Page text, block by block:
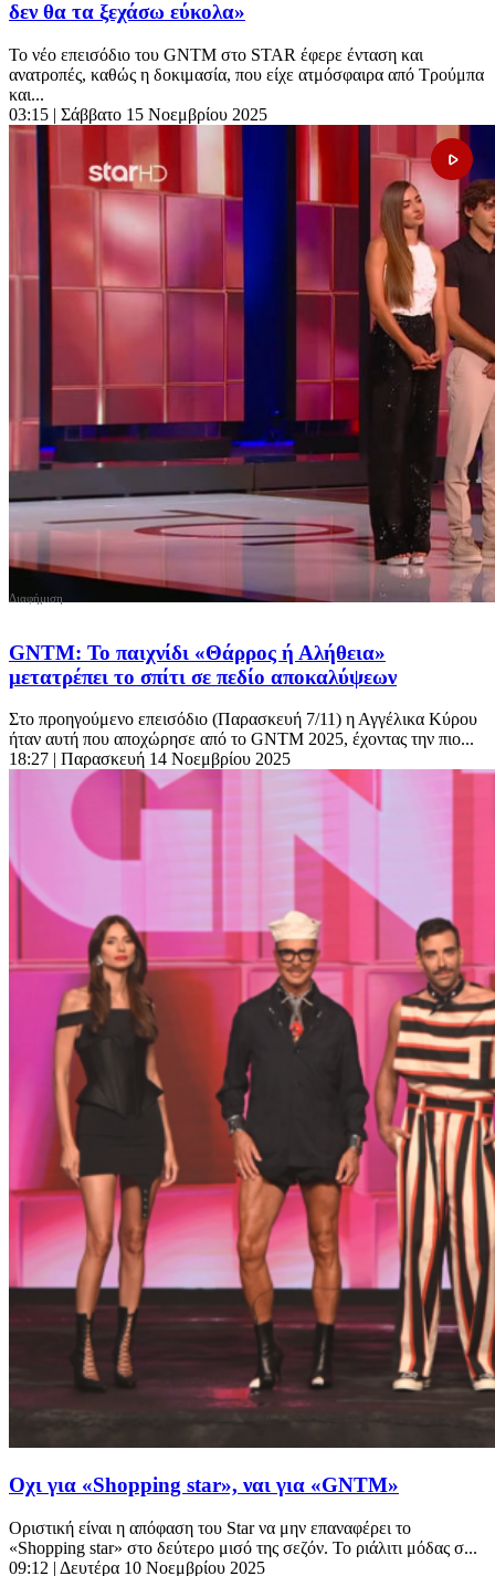
δεν θα τα ξεχάσω εύκολα»
Το νέο επεισόδιο του GNTM στο STAR έφερε ένταση και
ανατροπές, καθώς η δοκιμασία, που είχε ατμόσφαιρα από Τρούμπα
και...
03:15 | Σάββατο 15 Νοεμβρίου 2025
GNTM: Το παιχνίδι «Θάρρος ή Αλήθεια»
μετατρέπει το σπίτι σε πεδίο αποκαλύψεων
Στο προηγούμενο επεισόδιο (Παρασκευή 7/11) η Αγγέλικα Κύρου
ήταν αυτή που αποχώρησε από το GNTM 2025, έχοντας την πιο...
18:27 | Παρασκευή 14 Νοεμβρίου 2025
Οχι για «Shopping star», ναι για «GNTM»
Οριστική είναι η απόφαση του Star να μην επαναφέρει το
«Shopping star» στο δεύτερο μισό της σεζόν. Το ριάλιτι μόδας σ...
09:12 | Δευτέρα 10 Νοεμβρίου 2025